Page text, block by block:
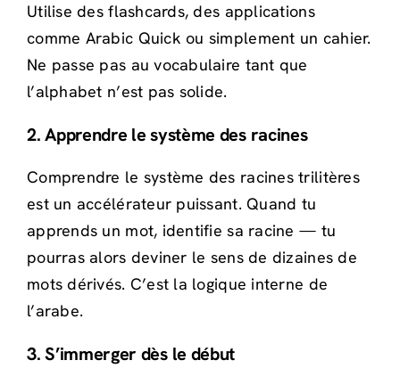
Utilise des flashcards, des applications
comme Arabic Quick ou simplement un cahier.
Ne passe pas au vocabulaire tant que
l’alphabet n’est pas solide.
2. Apprendre le système des racines
Comprendre le système des racines trilitères
est un accélérateur puissant. Quand tu
apprends un mot, identifie sa racine — tu
pourras alors deviner le sens de dizaines de
mots dérivés. C’est la logique interne de
l’arabe.
3. S’immerger dès le début